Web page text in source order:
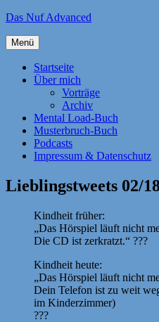
Zum
springen
Das Nuf Advanced
Menü
Startseite
Über mich
Vorträge
Archiv
Mental Load-Buch
Musterbruch-Buch
Podcasts
Impressum & Datenschutz
Lieblingstweets 02/
Kindheit früher:
„Das Hörspiel läuft nicht
Die CD ist zerkratzt.“ ???
Kindheit heute:
„Das Hörspiel läuft nicht
Dein Telefon ist zu weit
im Kinderzimmer)
???